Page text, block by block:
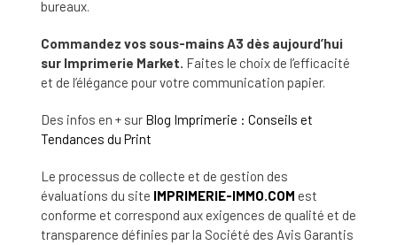
bureaux.
Commandez vos sous-mains A3 dès aujourd’hui
sur Imprimerie Market. Faites le choix de l’efficacité
et de l’élégance pour votre communication papier.
Des infos en + sur Blog Imprimerie : Conseils et
Tendances du Print
Le processus de collecte et de gestion des
évaluations du site IMPRIMERIE-IMMO.COM est
conforme et correspond aux exigences de qualité et de
transparence définies par la Société des Avis Garantis